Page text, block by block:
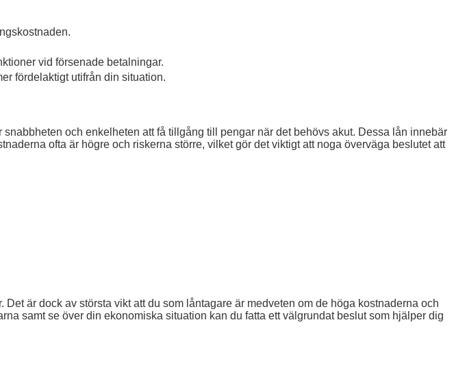
vid försenade betalningar.
fördelaktigt utifrån din situation.
och enkelheten att få tillgång till pengar när det behövs akut. Dessa lån innebär
ofta är högre och riskerna större, vilket gör det viktigt att noga överväga beslutet att
är dock av största vikt att du som låntagare är medveten om de höga kostnaderna och
samt se över din ekonomiska situation kan du fatta ett välgrundat beslut som hjälper dig